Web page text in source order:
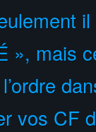
il
», mais
vos CF